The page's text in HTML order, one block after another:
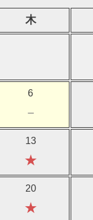
木
6
－
13
★
20
★